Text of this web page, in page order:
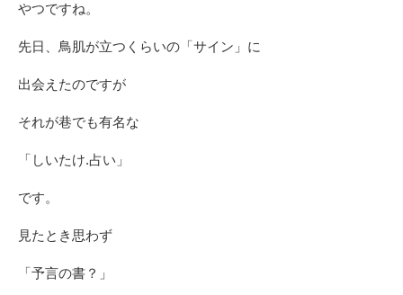
やつですね。
先日、鳥肌が立つくらいの「サイン」に
出会えたのですが
それが巷でも有名な
「しいたけ.占い」
です。
見たとき思わず
「予言の書？」